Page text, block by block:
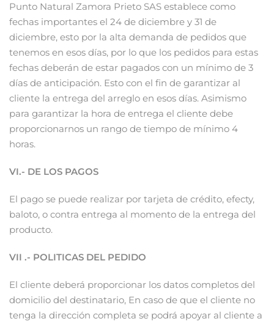
Punto Natural Zamora Prieto SAS establece como
fechas importantes el 24 de diciembre y 31 de
diciembre, esto por la alta demanda de pedidos que
tenemos en esos días, por lo que los pedidos para estas
fechas deberán de estar pagados con un mínimo de 3
días de anticipación. Esto con el fin de garantizar al
cliente la entrega del arreglo en esos días. Asimismo
para garantizar la hora de entrega el cliente debe
proporcionarnos un rango de tiempo de mínimo 4
horas.
VI.- DE LOS PAGOS
El pago se puede realizar por tarjeta de crédito, efecty,
baloto, o contra entrega al momento de la entrega del
producto.
VII .- POLITICAS DEL PEDIDO
El cliente deberá proporcionar los datos completos del
domicilio del destinatario, En caso de que el cliente no
tenga la dirección completa se podrá apoyar al cliente a